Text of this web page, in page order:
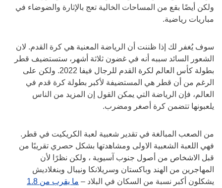
ولكن أيضًا بقع من المساحات الخالية تعج بالإثارة والضوضاء في
مباريات رياضية.
سوف يُغفر لك إذا ظننت أن الرياضة المعنية هي كرة القدم. لان
الشعور السائد سببه أنه في غضون ثلاثة أشهر، ستستضيف قطر
بطولة كأس العالم لكرة القدم للرجال فيفا 2022. ولكن على
الرغم من أن قطر هي المستضيفة لأكبر بطولة كرة قدم في
العالم، فإن الرياضة التي يمكن القول إن المزيد من الناس
يلعبونها تتضمن كرة أصغر ومضرب.
من الصعب المبالغة في تقدير شعبية لعبة الكريكيت في قطر.
فهي اللعبة الشعبية الاولى ومشاهدتها بشكل حصري تقريبًا من
قبل الاشخاص من أصول جنوب آسيوية ، ولكن نظرًا لأن
المهاجرين من الهند وباكستان وسريلانكا ونيبال وبنغلاديش
يشكلون أكبر نسبة من السكان في البلاد –
ما يقرب من 1.8